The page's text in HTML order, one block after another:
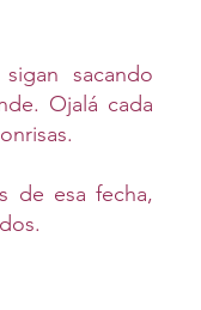
sacando
Ojalá cada
de esa fecha,